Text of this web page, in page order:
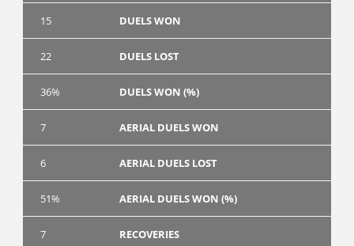
15 DUELS WON
22 DUELS LOST
36% DUELS WON (%)
7 AERIAL DUELS WON
6 AERIAL DUELS LOST
51% AERIAL DUELS WON (%)
7 RECOVERIES